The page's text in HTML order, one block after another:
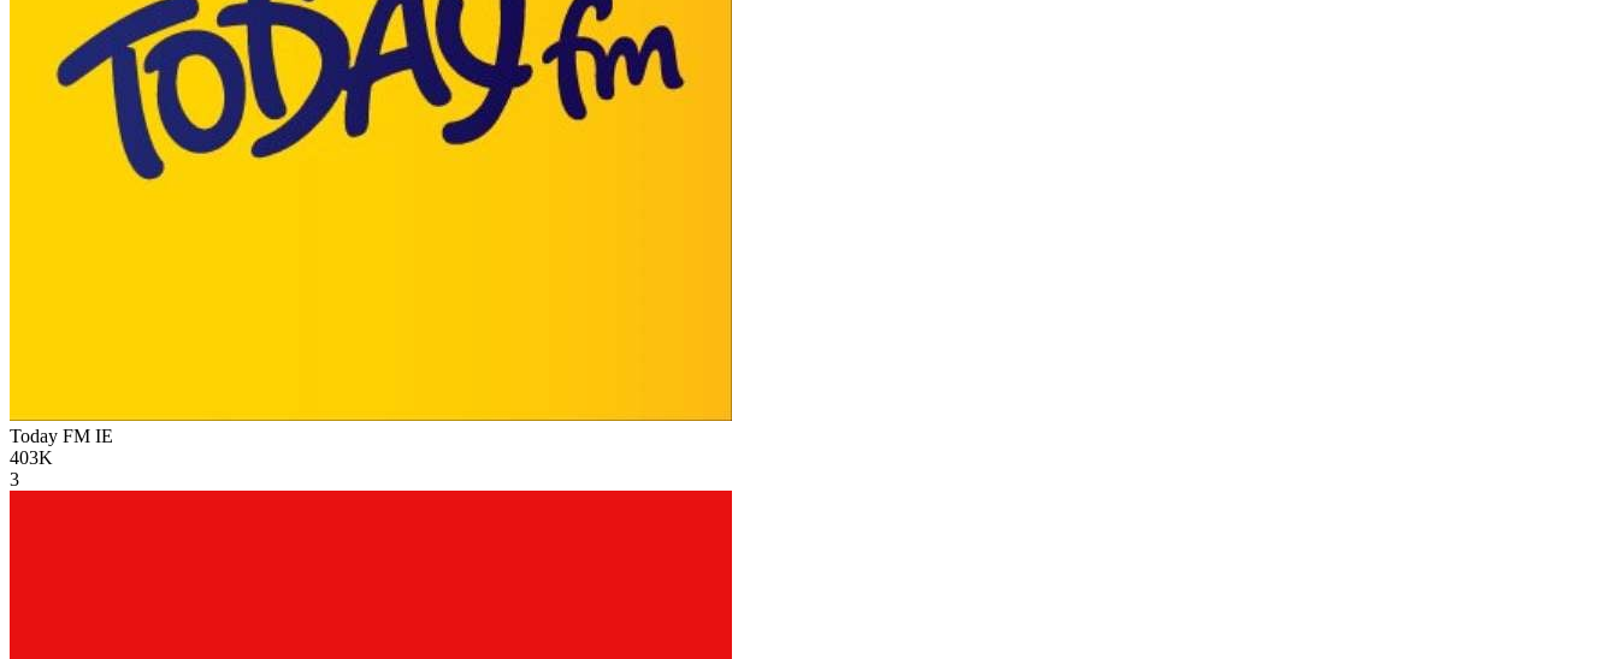
Today FM IE
403K
3